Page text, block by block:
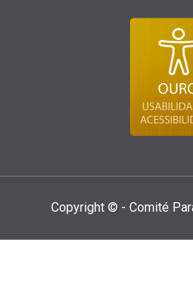
Copyright © - Comité